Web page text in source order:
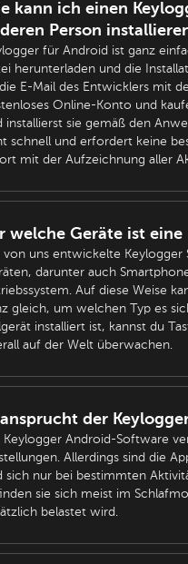
kann ich einen
Person
für Android ist ganz
herunterladen und die
E-Mail des Entwicklers mit
Online-Konto und
installierst sie gemäß den
schnell und erfordert keine
mit der Aufzeichnung aller
welche Geräte ist
von uns entwickelte
darunter auch
Auf diese Weise
gleich, um welchen Typ es
installiert ist, kannst du
auf der Welt überwachen.
der
Keylogger Android-Software
Allerdings sind die
sich nur bei bestimmten
sie sich meist im
belastet wird.